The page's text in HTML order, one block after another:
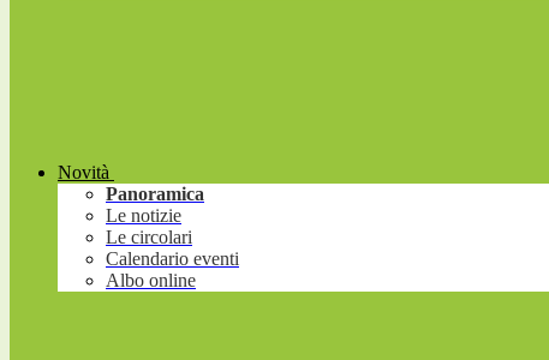
Novità
Panoramica
Le notizie
Le circolari
Calendario eventi
Albo online